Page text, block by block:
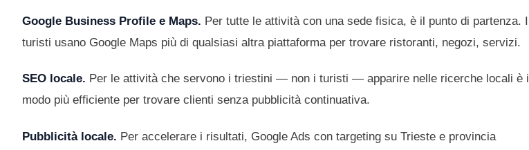
Google Business Profile e Maps. Per tutte le attività con una sede fisica, è il punto di partenza. I
turisti usano Google Maps più di qualsiasi altra piattaforma per trovare ristoranti, negozi, servizi.
SEO locale. Per le attività che servono i triestini — non i turisti — apparire nelle ricerche locali è il
modo più efficiente per trovare clienti senza pubblicità continuativa.
Pubblicità locale. Per accelerare i risultati, Google Ads con targeting su Trieste e provincia